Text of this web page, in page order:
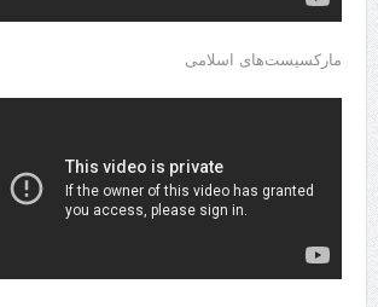
مارکسیست‌های اسلامی